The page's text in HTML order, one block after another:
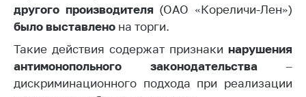
Ценовая политика
Антимонопольное
регулирование и
конкуренция
Торговля и услуги
другого производителя (ОАО «Кореличи-Лен»)
было выставлено на торги.
Такие действия содержат признаки нарушения
антимонопольного законодательства –
дискриминационного подхода при реализации